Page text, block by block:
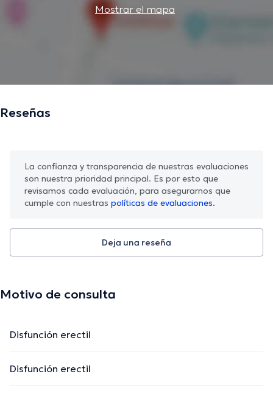
Mostrar el mapa
Reseñas
La confianza y transparencia de nuestras evaluaciones
son nuestra prioridad principal. Es por esto que
revisamos cada evaluación, para asegurarnos que
cumple con nuestras políticas de evaluaciones.
Deja una reseña
Motivo de consulta
Disfunción erectil
Disfunción erectil